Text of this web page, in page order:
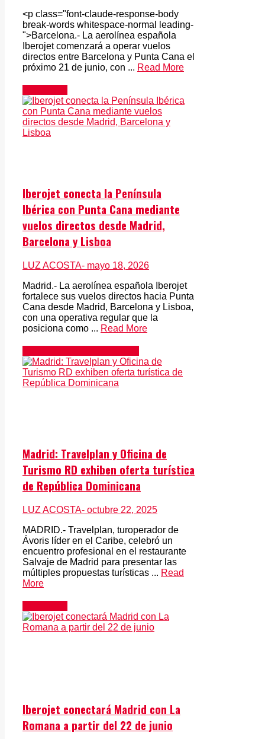
<p class="font-claude-response-body
break-words whitespace-normal leading-
">Barcelona.- La aerolínea española
Iberojet comenzará a operar vuelos
directos entre Barcelona y Punta Cana el
próximo 21 de junio, con ... Read More
Iberojet conecta la Península
Ibérica con Punta Cana mediante
vuelos directos desde Madrid,
Barcelona y Lisboa
LUZ ACOSTA- mayo 18, 2026
Madrid.- La aerolínea española Iberojet
fortalece sus vuelos directos hacia Punta
Cana desde Madrid, Barcelona y Lisboa,
con una operativa regular que la
posiciona como ... Read More
Madrid: Travelplan y Oficina de
Turismo RD exhiben oferta turística
de República Dominicana
LUZ ACOSTA- octubre 22, 2025
MADRID.- Travelplan, turoperador de
Ávoris líder en el Caribe, celebró un
encuentro profesional en el restaurante
Salvaje de Madrid para presentar las
múltiples propuestas turísticas ... Read
More
Iberojet conectará Madrid con La
Romana a partir del 22 de junio